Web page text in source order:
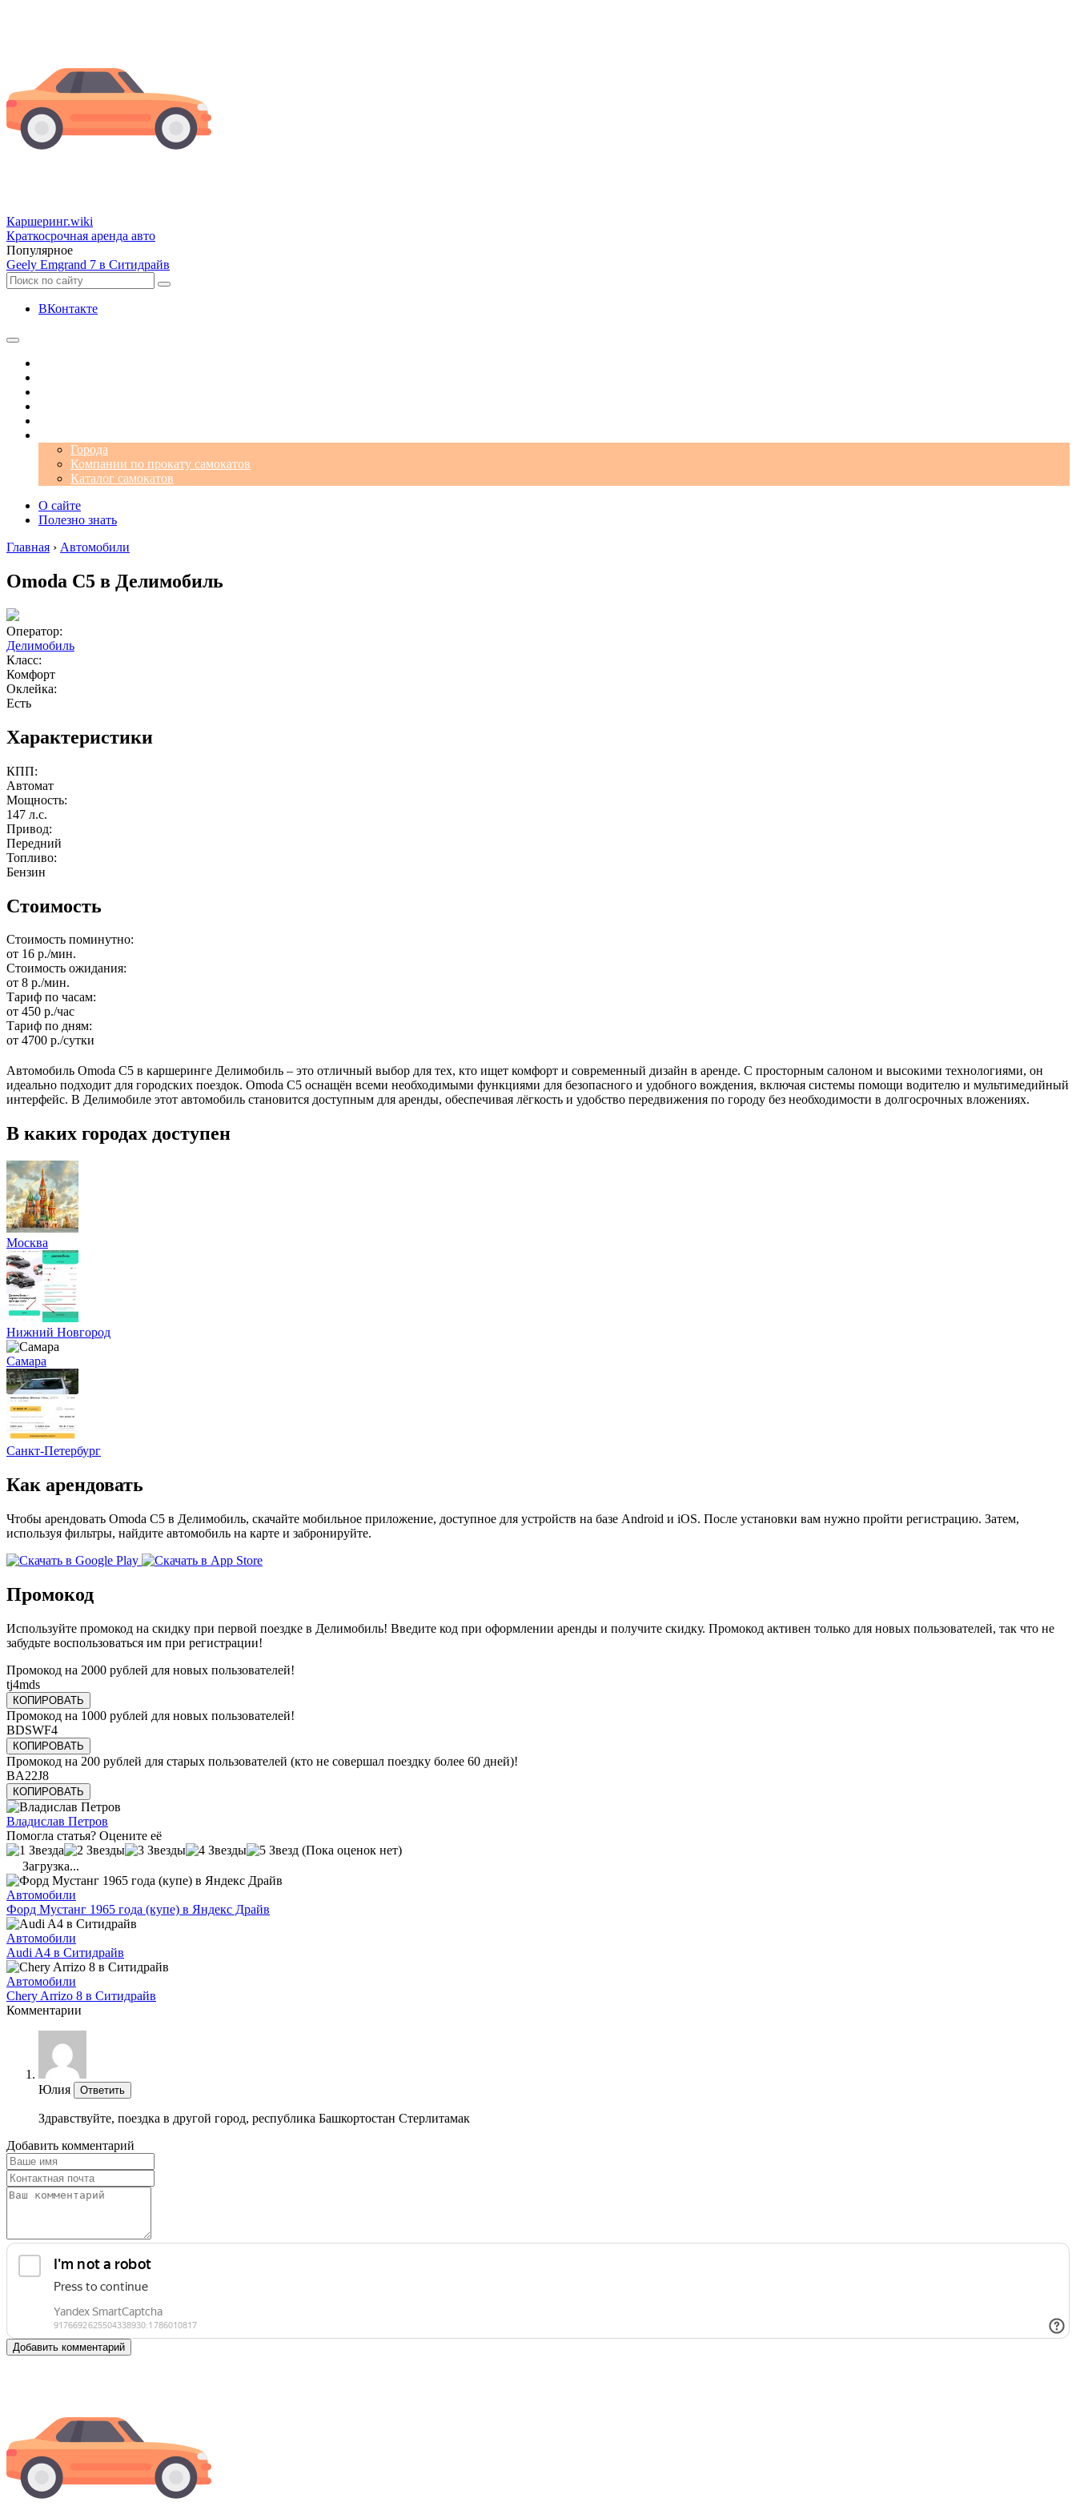
Каршеринг.wiki
Краткосрочная аренда авто
Популярное
Geely Emgrand 7 в Ситидрайв
ВКонтакте
Города
Компании по прокату самокатов
Каталог самокатов
О сайте
Полезно знать
Главная › Автомобили
Omoda C5 в Делимобиль
Оператор:
Делимобиль
Класс:
Комфорт
Оклейка:
Есть
Характеристики
КПП:
Автомат
Мощность:
147 л.с.
Привод:
Передний
Топливо:
Бензин
Стоимость
Стоимость поминутно:
от 16 р./мин.
Стоимость ожидания:
от 8 р./мин.
Тариф по часам:
от 450 р./час
Тариф по дням:
от 4700 р./сутки
Автомобиль Omoda C5 в каршеринге Делимобиль – это отличный выбор для тех, кто ищет комфорт и современный дизайн в аренде. С просторным салоном и высокими технологиями, он
идеально подходит для городских поездок. Omoda C5 оснащён всеми необходимыми функциями для безопасного и удобного вождения, включая системы помощи водителю и мультимедийный
интерфейс. В Делимобиле этот автомобиль становится доступным для аренды, обеспечивая лёгкость и удобство передвижения по городу без необходимости в долгосрочных вложениях.
В каких городах доступен
Москва
Нижний Новгород
Самара
Санкт-Петербург
Как арендовать
Чтобы арендовать Omoda C5 в Делимобиль, скачайте мобильное приложение, доступное для устройств на базе Android и iOS. После установки вам нужно пройти регистрацию. Затем,
используя фильтры, найдите автомобиль на карте и забронируйте.
Промокод
Используйте промокод на скидку при первой поездке в Делимобиль! Введите код при оформлении аренды и получите скидку. Промокод активен только для новых пользователей, так что не
забудьте воспользоваться им при регистрации!
Промокод на 2000 рублей для новых пользователей!
tj4mds
КОПИРОВАТЬ
Промокод на 1000 рублей для новых пользователей!
BDSWF4
КОПИРОВАТЬ
Промокод на 200 рублей для старых пользователей (кто не совершал поездку более 60 дней)!
BA22J8
КОПИРОВАТЬ
Владислав Петров
Помогла статья? Оцените её
(Пока оценок нет)
Загрузка...
Автомобили
Форд Мустанг 1965 года (купе) в Яндекс Драйв
Автомобили
Audi A4 в Ситидрайв
Автомобили
Chery Arrizo 8 в Ситидрайв
Комментарии
Юлия Ответить
Здравствуйте, поездка в другой город, республика Башкортостан Стерлитамак
Добавить комментарий
Добавить комментарий